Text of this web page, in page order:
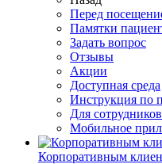
Перед
Памятки
Задать вопрос
Отзывы
Акции
Доступная среда
Инструкция по
Для
Мобильное
Корпоративным